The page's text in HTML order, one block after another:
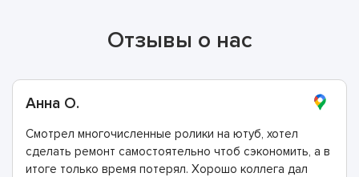
Отзывы о нас
Анна О.
Смотрел многочисленные ролики на ютуб, хотел
сделать ремонт самостоятельно чтоб сэкономить, а в
итоге только время потерял. Хорошо коллега дал